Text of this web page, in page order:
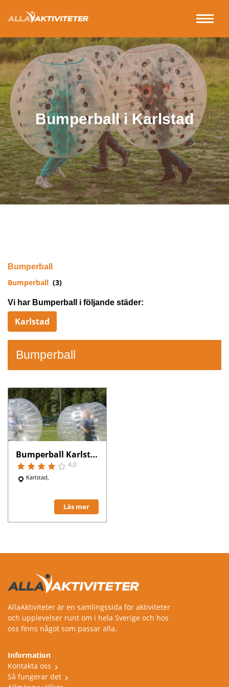
Bumperball i Karlstad
Bumperball
Bumperball (3)
Vi har Bumperball i följande städer:
Karlstad
Bumperball
Bumperball Karlstad
4,0
Karlstad,
Läs mer
AllaAktiviteter är en samlingssida för aktiviteter
och upplevelser runt om i hela Sverige och hos
oss finns något som passar alla.
Information
Kontakta oss
Så fungerar det